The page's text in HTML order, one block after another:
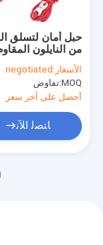
حبل أمان لتسلق
من النايلون
للرياح 50 قدم / 100 قدم
الأسعار: negotiated
MOQ: تفاوض
أحصل على آخر سعر
ﺎﺘﺼﻟ ﺍﻶﻧ